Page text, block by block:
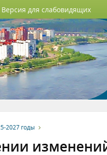
Версия для слабовидящих
2027 годы